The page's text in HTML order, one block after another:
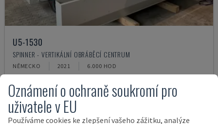
U5-1530
SPINNER - VERTIKÁLNÍ OBRÁBĚCÍ CENTRUM
NĚMECKO 2021 6.000 HOD
Oznámení o ochraně soukromí pro
uživatele v EU
Používáme cookies ke zlepšení vašeho zážitku, analýze